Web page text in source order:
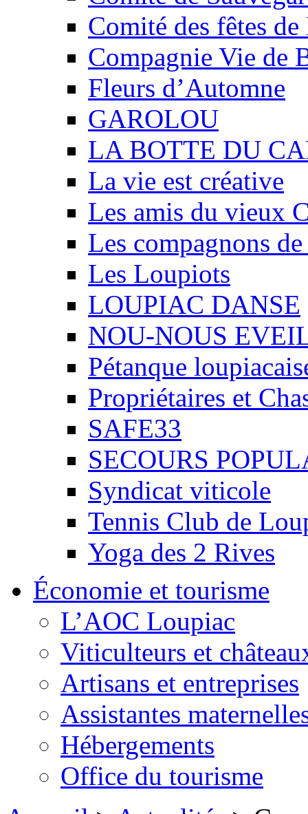
Comité des fêtes
Compagnie Vie de
Fleurs d’Automne
GAROLOU
LA BOTTE DU
La vie est créative
Les amis du vieux
Les compagnons
Les Loupiots
LOUPIAC DANSE
NOU-NOUS
Pétanque
Propriétaires et
SAFE33
SECOURS
Syndicat viticole
Tennis Club de
Yoga des 2 Rives
Économie et tourisme
L’AOC Loupiac
Viticulteurs et
Artisans et entreprises
Assistantes
Hébergements
Office du tourisme